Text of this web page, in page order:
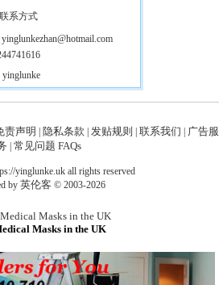
系方式
责声明 隐私条款 发贴规则 联系我们
广告服
常见问题 FAQs
yinglunke.uk all rights reserved
by 英伦客 © 2003-2026
Masks in the UK